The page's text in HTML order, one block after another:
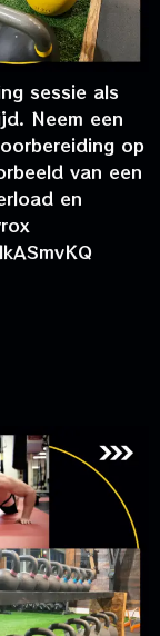
sessie als
Neem een
op
van een
en